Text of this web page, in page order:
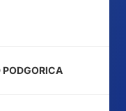
PODGORICA